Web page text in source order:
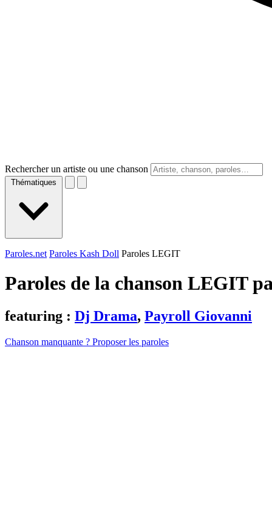
Rechercher un artiste ou une chanson
Thématiques
Paroles.net Paroles Kash Doll Paroles LEGIT
Paroles de la chanson LEGIT
featuring : Dj Drama, Payroll Giovanni
Chanson manquante ? Proposer les paroles